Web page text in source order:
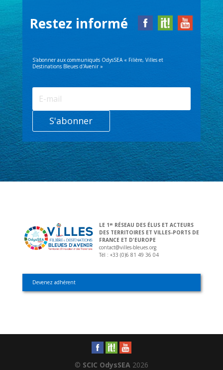
Restez informé
S'abonner aux communiqués OdysSEA « Filière, Villes et
Destinations Bleues d'Avenir »
S'abonner
LE 1 ER
RÉSEAU DES ÉLUS ET ACTEURS
DES TERRITOIRES ET VILLES-PORTS DE
FRANCE ET D'EUROPE
contact@villes-bleues.org
Tél : +33 (0)6 81 49 36 04
Devenez adhérent
© SCIC OdysSEA 2026